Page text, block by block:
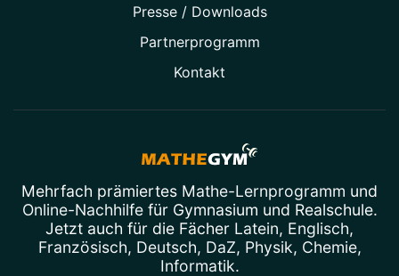
Presse / Downloads
Partner­programm
Kontakt
Mehrfach prämiertes Mathe-Lernprogramm und
Online-Nachhilfefür Gymnasium und Realschule.
Jetzt auch für die Fächer Latein, Englisch,
Französisch, Deutsch, DaZ, Physik, Chemie,
Informatik.